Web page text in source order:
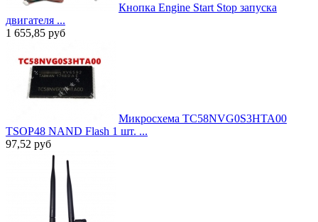
Кнопка Engine Start Stop запуска
двигателя ...
1 655,85 руб
Микросхема TC58NVG0S3HTA00
TSOP48 NAND Flash 1 шт. ...
97,52 руб